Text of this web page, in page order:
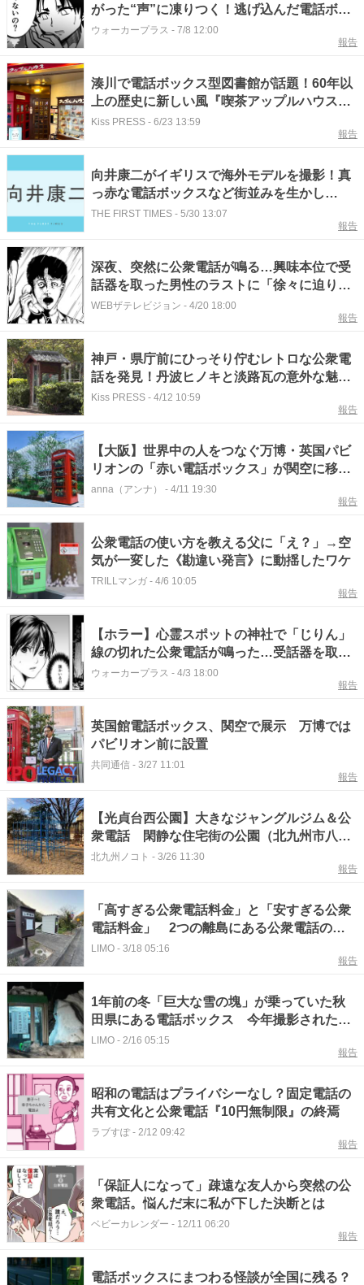
がった“声”に凍りつく！逃げ込んだ電話ボッ
クスで起きた恐怖【作者に訊く】
ウォーカープラス - 7/8 12:00
報告
湊川で電話ボックス型図書館が話題！60年以
上の歴史に新しい風『喫茶アップルハウス』
神戸市
Kiss PRESS - 6/23 13:59
報告
向井康二がイギリスで海外モデルを撮影！真
っ赤な電話ボックスなど街並みを生かし
て“PhotoBoy”する様子に「ポージング指導
メロい」「カメラマン姿かっこいい」「撮れ
THE FIRST TIMES - 5/30 13:07
報告
深夜、突然に公衆電話が鳴る…興味本位で受
話器を取った男性のラストに「徐々に迫りく
る恐怖感に震えた」【ホラー漫画】
WEBザテレビジョン - 4/20 18:00
報告
神戸・県庁前にひっそり佇むレトロな公衆電
話を発見！丹波ヒノキと淡路瓦の意外な魅力
も 神戸市
Kiss PRESS - 4/12 10:59
報告
【大阪】世界中の人をつなぐ万博・英国パビ
リオンの「赤い電話ボックス」が関空に移
設！
anna（アンナ） - 4/11 19:30
報告
公衆電話の使い方を教える父に「え？」→空
気が一変した《勘違い発言》に動揺したワケ
TRILLマンガ - 4/6 10:05
報告
【ホラー】心霊スポットの神社で「じりん」
線の切れた公衆電話が鳴った…受話器を取っ
た少年に寄り添った奇妙な“友人”【作者に聞
ウォーカープラス - 4/3 18:00
報告
英国館電話ボックス、関空で展示 万博では
パビリオン前に設置
共同通信 - 3/27 11:01
報告
【光貞台西公園】大きなジャングルジム＆公
衆電話 閑静な住宅街の公園（北九州市八幡
西区）
北九州ノコト - 3/26 11:30
報告
「高すぎる公衆電話料金」と「安すぎる公衆
電話料金」 2つの離島にある公衆電話の
「料金差」に思わず二度見
LIMO - 3/18 05:16
報告
1年前の冬「巨大な雪の塊」が乗っていた秋
田県にある電話ボックス 今年撮影された
「まさかの光景」に驚きの声
LIMO - 2/16 05:15
報告
昭和の電話はプライバシーなし？固定電話の
共有文化と公衆電話『10円無制限』の終焉
ラブすぽ- 2/12 09:42
報告
「保証人になって」疎遠な友人から突然の公
衆電話。悩んだ末に私が下した決断とは
ベビーカレンダー - 12/11 06:20
報告
電話ボックスにまつわる怪談が全国に残る？